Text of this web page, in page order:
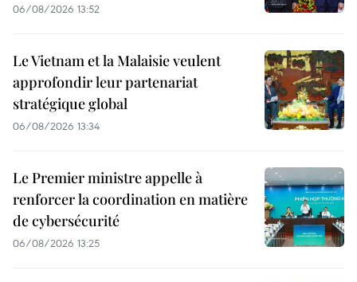
06/08/2026 13:52
Le Vietnam et la Malaisie veulent
approfondir leur partenariat
stratégique global
06/08/2026 13:34
Le Premier ministre appelle à
renforcer la coordination en matière
de cybersécurité
06/08/2026 13:25